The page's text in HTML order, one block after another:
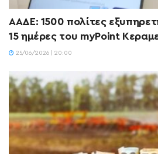
ΑΑΔΕ: 1500 πολίτες
15 ημέρες του myPoint
25/06/2026 | 20:00